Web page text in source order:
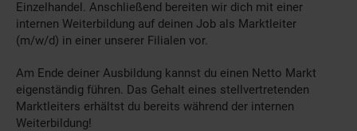
Einzelhandel. Anschließend bereiten wir dich mit einer
internen Weiterbildung auf deinen Job als Marktleiter
(m/w/d) in einer unserer Filialen vor.
Am Ende deiner Ausbildung kannst du einen Netto Markt
eigenständig führen. Das Gehalt eines stellvertretenden
Marktleiters erhältst du bereits während der internen
Weiterbildung!